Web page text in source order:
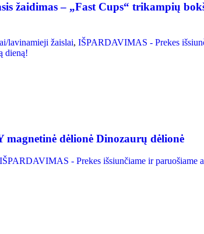
žaidimas – „Fast Cups“ trikampių
lavinamieji žaislai, IŠPARDAVIMAS - Prekes
dieną!
dėlionė Dinozaurų dėlionė
IŠPARDAVIMAS - Prekes išsiunčiame ir paruošiame